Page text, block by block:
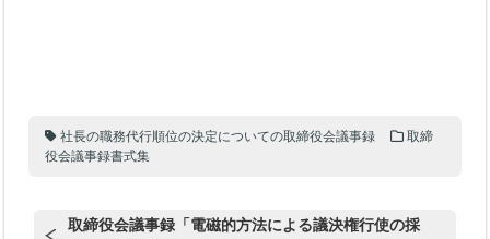
社長の職務代行順位の決定についての取締役会議事録
取締
役会議事録書式集
取締役会議事録「電磁的方法による議決権行使の採